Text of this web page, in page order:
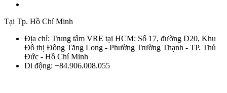
Tại Tp. Hồ Chí Minh
Địa chỉ: Trung tâm VRE tại HCM: Số 17, đường D20, Khu
Đô thị Đông Tăng Long - Phường Trường Thạnh - TP. Thủ
Đức - Hồ Chí Minh
Di động: +84.906.008.055